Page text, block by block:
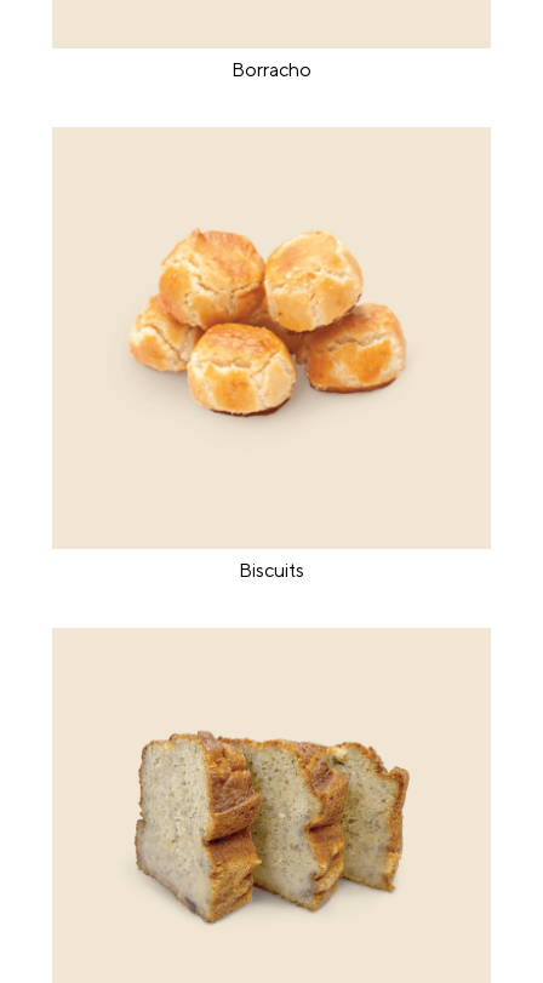
Borracho
Biscuits